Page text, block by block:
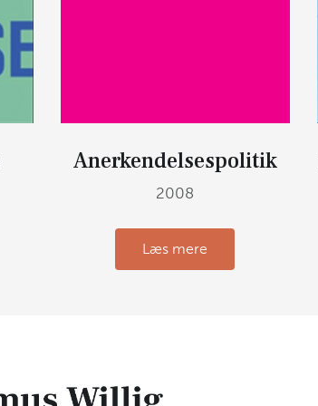
Anerkendelsespolitik
2008
Læs mere